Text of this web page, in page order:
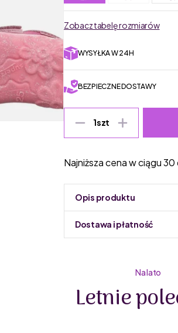
Zobacz tabelę rozmiarów
WYSYŁKA W 24H
BEZPIECZNE DOSTAWY
1szt
Najniższa cena w ciągu 30
Opis produktu
to
Dostawa i płatność
Na lato
Letnie